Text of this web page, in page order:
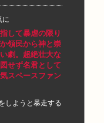
に
して暴虐の限り
領民から神と崇
劇。超絶壮大な
せず名君として
スペースファン
しようと暴走する